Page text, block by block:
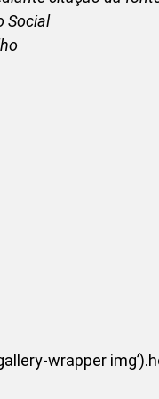
Social
wrapper